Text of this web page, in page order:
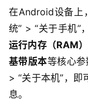
在Android设备上
统” > “关于手机”
运行内存（RAM）
基带版本等核心参
> “关于本机”，
息。